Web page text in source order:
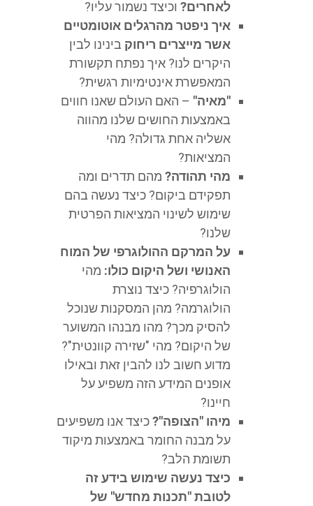
לאחרים? וכיצד נשמור עליו?
איך ניפטר מהרגלים אוטומטיים
אשר מייצרים ריחוק בינינו לבין
היקרים לנו? איך נפתח תקשורת
המאפשרת אינטימיות רגשית?
"מאיה" – האם העולם שאנו חווים
באמצעות החושים שלנו מהווה
אשליה אחת גדולה? מהי
המציאות?
מהי תהודה? מהם תדרים ומה
תפקידם ביקום? כיצד נעשה בהם
שימוש לשינוי המציאות הפרטית
שלנו?
על המרקם ההולוגרפי של המוח
האנושי ושל היקום כולו: מהי
הולוגרפיה? כיצד נוצרת
הולוגרמה? מהן המסקנות שנוכל
להסיק מכך? מהו מבנהו המשוער
של היקום? מהי "שזירה קוונטית"?
מדוע חשוב לנו להבין זאת ובאילו
אופנים המידע הזה משפיע על
חיינו?
מיהו "הצופה"?כיצד אנו משפיעים
על מבנה החומר באמצעות מיקוד
תשומת הלב?
כיצד נעשה שימוש בידע זה
לטובת "תכנות מחדש" של